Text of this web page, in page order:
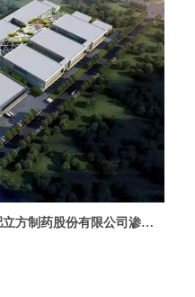
方制药股份有限公司渗透